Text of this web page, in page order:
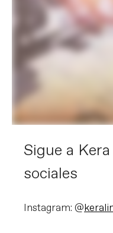
Sigue a
sociales
Instagram: @